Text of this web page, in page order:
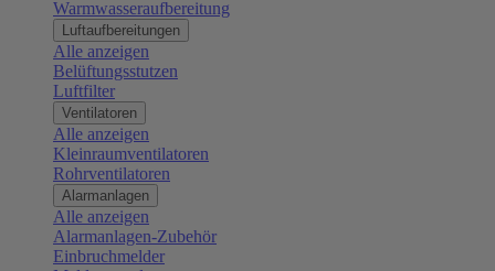
Warmwasseraufbereitung
Luftaufbereitungen
Alle anzeigen
Belüftungsstutzen
Luftfilter
Ventilatoren
Alle anzeigen
Kleinraumventilatoren
Rohrventilatoren
Alarmanlagen
Alle anzeigen
Alarmanlagen-Zubehör
Einbruchmelder